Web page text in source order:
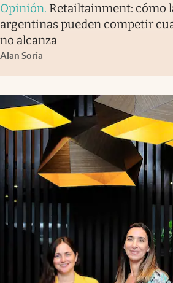
Opinión. Retailtainment: cómo
argentinas pueden competir
no alcanza
Alan Soria